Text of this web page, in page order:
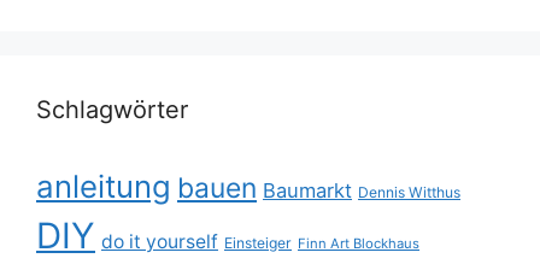
Schlagwörter
anleitung bauen Baumarkt Dennis Witthus
DIY do it yourself Einsteiger Finn Art Blockhaus